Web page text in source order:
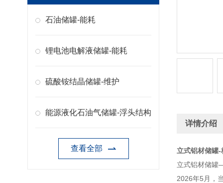
石油储罐-能耗
锂电池电解液储罐-能耗
硫酸铵结晶储罐-维护
能源液化石油气储罐-浮头结构
查看全部
详情介绍
立式铝材储罐-
立式铝材储罐
2026年5月，